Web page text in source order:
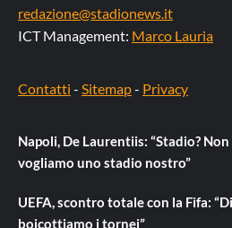
redazione@stadionews.it
ICT Management: Marco Lauria
Contatti - Sitemap- Privacy
Napoli, De Laurentiis: “Stadio?
vogliamo uno stadio nostro”
UEFA, scontro totale con la Fifa:
boicottiamo i tornei”